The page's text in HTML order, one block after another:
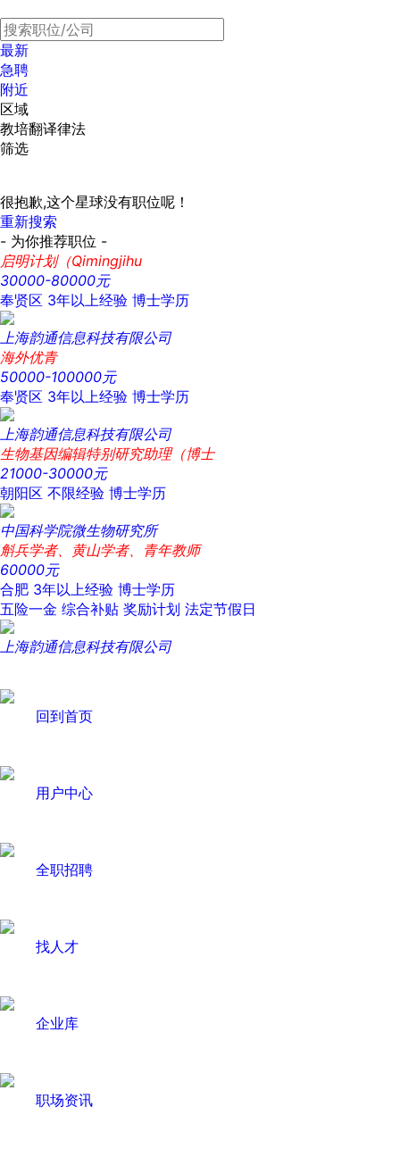
最新
急聘
附近
区域
教培翻译律法
筛选
很抱歉,这个星球没有职位呢！
重新搜索
- 为你推荐职位 -
启明计划（Qimingjihu
30000-80000元
奉贤区 3年以上经验 博士学历
上海韵通信息科技有限公司
海外优青
50000-100000元
奉贤区 3年以上经验 博士学历
上海韵通信息科技有限公司
生物基因编辑特别研究助理（博士
21000-30000元
朝阳区 不限经验 博士学历
中国科学院微生物研究所
斛兵学者、黄山学者、青年教师
60000元
合肥 3年以上经验 博士学历
五险一金 综合补贴 奖励计划 法定节假日
上海韵通信息科技有限公司
回到首页
用户中心
全职招聘
找人才
企业库
职场资讯